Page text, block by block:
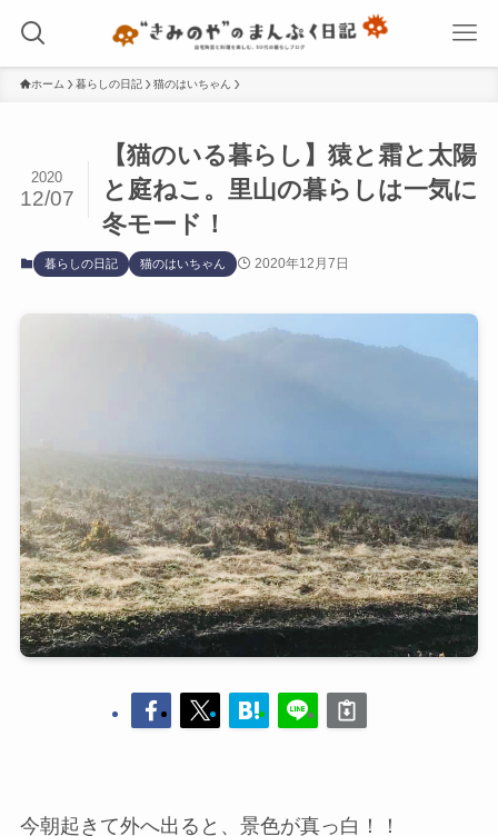
ホーム 暮らしの日記 猫のはいちゃん
【猫のいる暮らし】猿と霜と太陽
と庭ねこ。里山の暮らしは一気に
冬モード！
2020
12/07
暮らしの日記 猫のはいちゃん 2020年12月7日
今朝起きて外へ出ると、景色が真っ白！！